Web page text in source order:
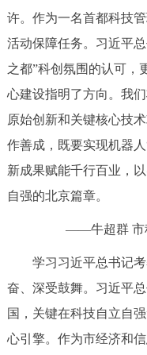
ITALIANO
许。作为一名首都科技
活动保障任务。习近平
之都”科创氛围的认可，
心建设指明了方向。我
原始创新和关键核心技
作善成，既要实现机器
新成果赋能千行百业，
自强的北京篇章。
——牛超群 市
学习习近平总书记考
奋、深受鼓舞。习近平
国，关键在科技自立自
心引擎。作为市经济和